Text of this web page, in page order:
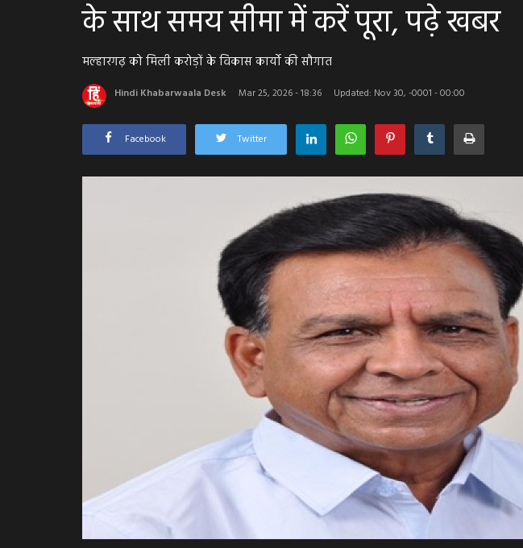
के साथ समय सीमा में करें पूरा, पढ़े खबर
मल्हारगढ़ को मिली करोड़ों के विकास कार्यो की सौगात
Hindi Khabarwaala Desk Mar 25, 2026 - 18:36 Updated: Nov 30, -0001 - 00:00
Facebook Twitter